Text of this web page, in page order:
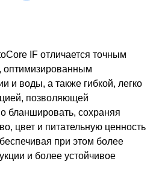
IF отличается точным
оптимизированным
и воды, а также гибкой, легко
позволяющей
бланшировать, сохраняя
цвет и питательную ценность
при этом более
и более устойчивое